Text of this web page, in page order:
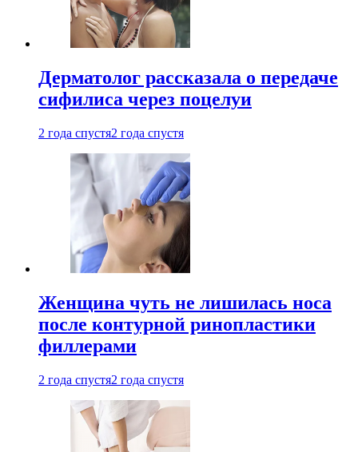
Дерматолог рассказала о передаче
сифилиса через поцелуи
2 года спустя2 года спустя
Женщина чуть не лишилась носа
после контурной ринопластики
филлерами
2 года спустя2 года спустя